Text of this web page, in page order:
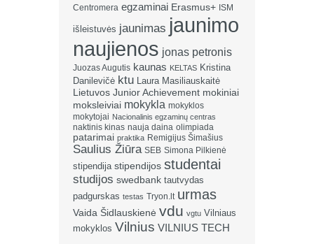
Centromera egzaminai Erasmus+ ISM
išleistuvės jaunimas jaunimo
naujienos jonas petronis
Juozas Augutis kaunas KELTAS Kristina
Danilevičė ktu Laura Masiliauskaitė
Lietuvos Junior Achievement mokiniai
moksleiviai mokykla mokyklos
mokytojai Nacionalinis egzaminų centras
naktinis kinas nauja daina olimpiada
patarimai praktika Remigijus Šimašius
Saulius Žiūra SEB Simona Pilkienė
stipendija stipendijos studentai
studijos swedbank tautvydas
padgurskas testas Tryon.lt urmas
Vaida Šidlauskienė vdu vgtu Vilniaus
mokyklos Vilnius VILNIUS TECH